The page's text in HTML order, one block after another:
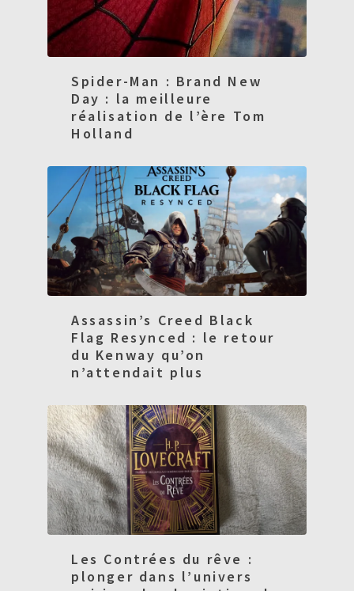
Spider-Man : Brand New
Day : la meilleure
réalisation de l’ère Tom
Holland
Assassin’s Creed Black
Flag Resynced : le retour
du Kenway qu’on
n’attendait plus
Les Contrées du rêve :
plonger dans l’univers